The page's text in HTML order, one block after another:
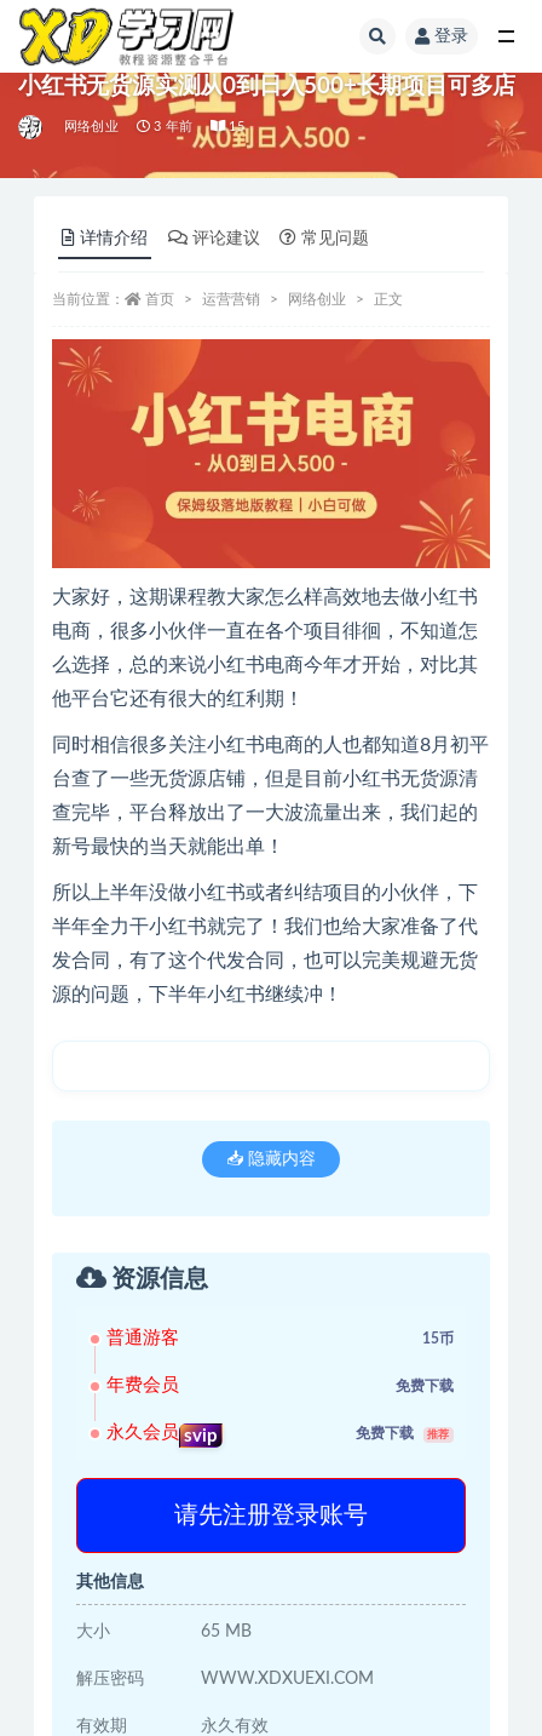
登录
小红书无货源实测从0到日入500+长期项目可多店
网络创业 3 年前 15
详情介绍 评论建议 常见问题
当前位置： 首页 运营营销 网络创业 正文
大家好，这期课程教大家怎么样高效地去做小红书
电商，很多小伙伴一直在各个项目徘徊，不知道怎
么选择，总的来说小红书电商今年才开始，对比其
他平台它还有很大的红利期！
同时相信很多关注小红书电商的人也都知道8月初平
台查了一些无货源店铺，但是目前小红书无货源清
查完毕，平台释放出了一大波流量出来，我们起的
新号最快的当天就能出单！
所以上半年没做小红书或者纠结项目的小伙伴，下
半年全力干小红书就完了！我们也给大家准备了代
发合同，有了这个代发合同，也可以完美规避无货
源的问题，下半年小红书继续冲！
📥 隐藏内容
资源信息
普通游客 15币
年费会员 免费下载
永久会员 svip 免费下载 推荐
请先注册登录账号
其他信息
大小 65 MB
解压密码 WWW.XDXUEXI.COM
有效期 永久有效